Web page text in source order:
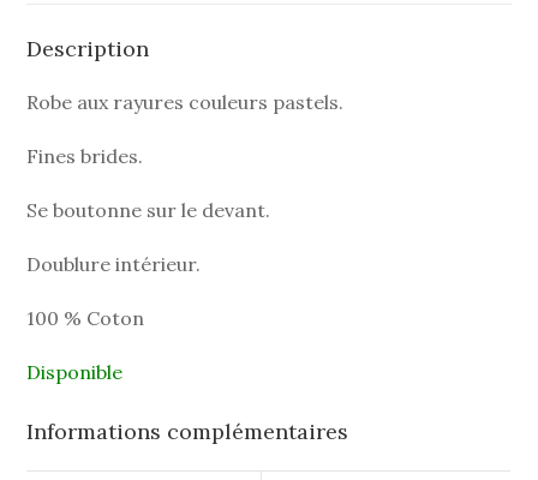
Description
Robe aux rayures couleurs pastels.
Fines brides.
Se boutonne sur le devant.
Doublure intérieur.
100 % Coton
Disponible
Informations complémentaires